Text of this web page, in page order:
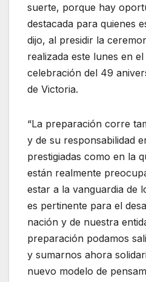
suerte, porque hay
destacada para quienes
dijo, al presidir la
realizada este lunes en
celebración del 49
de Victoria.
“La preparación corre
y de su responsabilidad
prestigiadas como en la
están realmente
estar a la vanguardia de
es pertinente para el
nación y de nuestra
preparación podamos
y sumarnos ahora
nuevo modelo de